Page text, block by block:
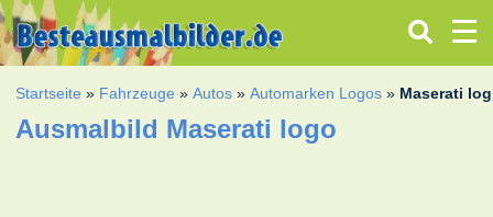
Startseite » Fahrzeuge »Autos »Automarken Logos » Maserati
Ausmalbild Maserati logo